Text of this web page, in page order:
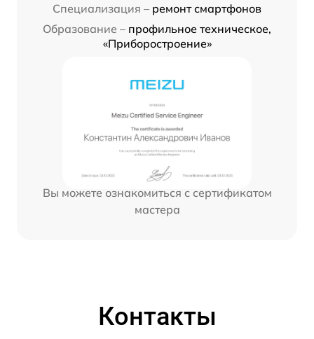
Специализация – ремонт смартфонов
Образование – профильное техническое,
«Приборостроение»
Вы можете ознакомиться с сертификатом
мастера
Контакты